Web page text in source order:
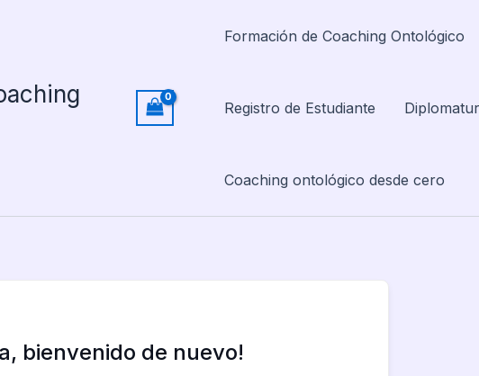
Formación de Coaching Ontológico
Registro de Estudiante
Coaching ontológico desde cero
bienvenido de nuevo!